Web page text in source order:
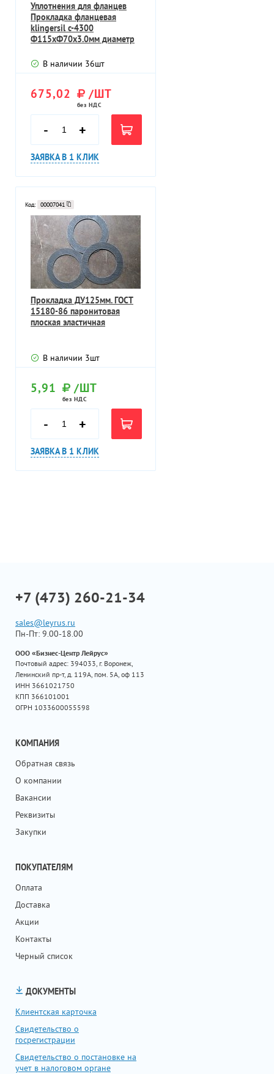
Уплотнения для фланцев
Прокладка фланцевая
klingersil c-4300
Ф115хФ70х3.0мм диаметр
В наличии 36шт
675,02 /ШТ
без НДС
- +
ЗАЯВКА В 1 КЛИК
Код: 00007041
Прокладка ДУ125мм. ГОСТ
15180-86 паронитовая
плоская эластичная
В наличии 3шт
5,91 /ШТ
без НДС
- +
ЗАЯВКА В 1 КЛИК
+7 (473) 260-21-34
sales@leyrus.ru
Пн-Пт: 9.00-18.00
ООО «Бизнес-Центр Лейрус»
Почтовый адрес: 394033, г. Воронеж,
Ленинский пр-т, д. 119А, пом. 5А, оф 113
ИНН 3661021750
КПП 366101001
ОГРН 1033600055598
КОМПАНИЯ
Обратная связь
О компании
Вакансии
Реквизиты
Закупки
ПОКУПАТЕЛЯМ
Оплата
Доставка
Акции
Контакты
Черный список
ДОКУМЕНТЫ
Клиентская карточка
Свидетельство о
госрегистрации
Свидетельство о постановке на
учет в налоговом органе